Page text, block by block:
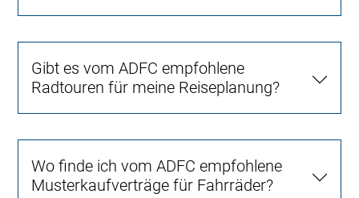
Gibt es vom ADFC empfohlene
Radtouren für meine Reiseplanung?
Wo finde ich vom ADFC empfohlene
Musterkaufverträge für Fahrräder?